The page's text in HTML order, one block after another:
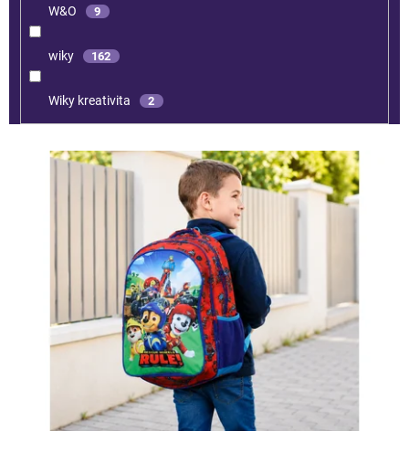
W&O 9
wiky 162
Wiky kreativita 2